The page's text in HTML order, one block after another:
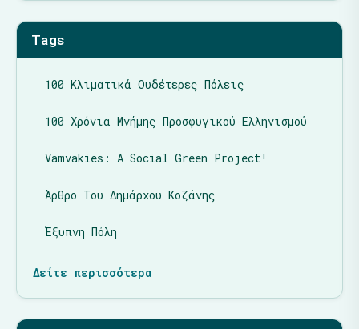
Tags
100 Κλιματικά Ουδέτερες Πόλεις
100 Χρόνια Μνήμης Προσφυγικού Ελληνισμού
Vamvakies: A Social Green Project!
Άρθρο Του Δημάρχου Κοζάνης
Έξυπνη Πόλη
Δείτε περισσότερα